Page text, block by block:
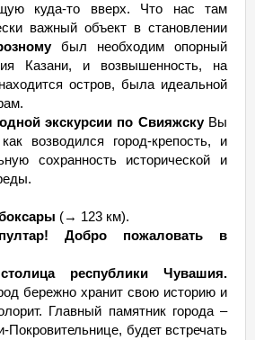
куда-то вверх. Что нас там
важный объект в становлении
был необходим опорный
Казани, и возвышенность, на
остров, была идеальной
экскурсии по СвияжскуВы
возводился город-крепость, и
сохранность исторической и
(→ 123 км).
Добро пожаловать в
столица республики Чувашия.
бережно хранит свою историю и
Главный памятник города –
Покровительнице, будет встречать